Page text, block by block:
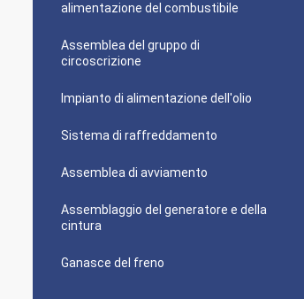
alimentazione del combustibile
Assemblea del gruppo di
circoscrizione
Impianto di alimentazione dell'olio
Sistema di raffreddamento
Assemblea di avviamento
Assemblaggio del generatore e della
cintura
Ganasce del freno